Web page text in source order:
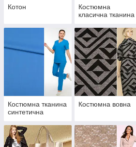
Котон
Костюмна
класична тканина
Костюмна тканина
синтетична
Костюмна вовна